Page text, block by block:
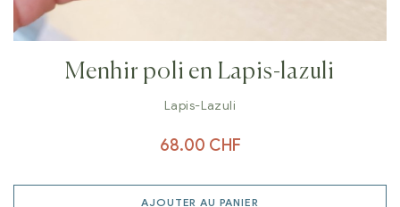
Menhir poli en Lapis-lazuli
Lapis-Lazuli
68.00 CHF
AJOUTER AU PANIER